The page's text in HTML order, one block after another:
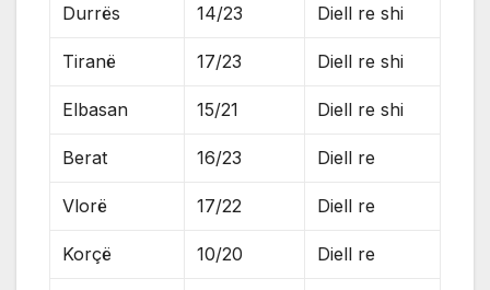
Durrës 14/23 Diell re shi
Tiranë 17/23 Diell re shi
Elbasan 15/21 Diell re shi
Berat 16/23 Diell re
Vlorë 17/22 Diell re
Korçë 10/20 Diell re